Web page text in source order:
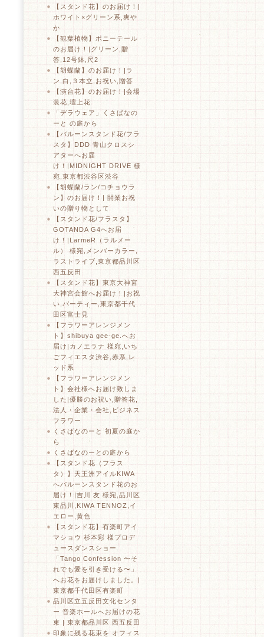
【スタンド花】のお届け！|
ホワイト×グリーン系,爽や
か
【観葉植物】ポニーテール
のお届け！|グリーン,贈
答,12号鉢,尺2
【胡蝶蘭】のお届け！|ラ
ン,白,３本立,お祝い,贈答
【演台花】のお届け！|会場
装花,壇上花
「デラウェア」くさばなの
ーと の庭から
【バルーンスタンド花/フラ
スタ】DDD 青山クロスシ
アターへお届
け！|MIDNIGHT DRIVE 様
宛,東京都渋谷区渋谷
【胡蝶蘭/ラン/コチョウラ
ン】のお届け！| 開業お祝
いの贈り物として
【スタンド花/フラスタ】
GOTANDA G4へお届
け！|LarmeR（ラルメー
ル） 様宛,メンバーカラー,
ラストライブ,東京都品川区
西五反田
【スタンド花】東京大神宮
大神宮会館へお届け！|お祝
い,パーティー,東京都千代
田区富士見
【フラワーアレンジメン
ト】shibuya gee-ge.へお
届け|カノエラナ 様宛,いち
ごフィエスタ渋谷,赤系,レ
ッド系
【フラワーアレンジメン
ト】会社様へお届け致しま
した|優勝のお祝い,贈答花,
法人・企業・会社,ビジネス
フラワー
くさばなのーと 初夏の庭か
ら
くさばなのーとの庭から
【スタンド花（フラス
タ）】天王洲アイルKIWA
へバルーンスタンド花のお
届け！|吉川 友 様宛,品川区
東品川,KIWA TENNOZ,イ
エロー,黄色
【スタンド花】有楽町アイ
マショウ 杉本彩 様プロデ
ュースダンスショー
「Tango Confession 〜そ
れでも愛を引き受ける〜」
へお花をお届けしました。|
東京都千代田区有楽町
品川区立五反田文化センタ
ー 音楽ホールへお届けの花
束 | 東京都品川区 西五反田
印象に残る花束を オフィス